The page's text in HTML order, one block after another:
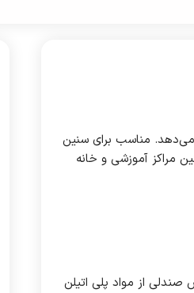
می‌دهد. مناسب برای سنین
مراکز آموزشی و خانه
سانتی‌متر می‌باشد. جنس صندلی از مواد پلی اتیلن